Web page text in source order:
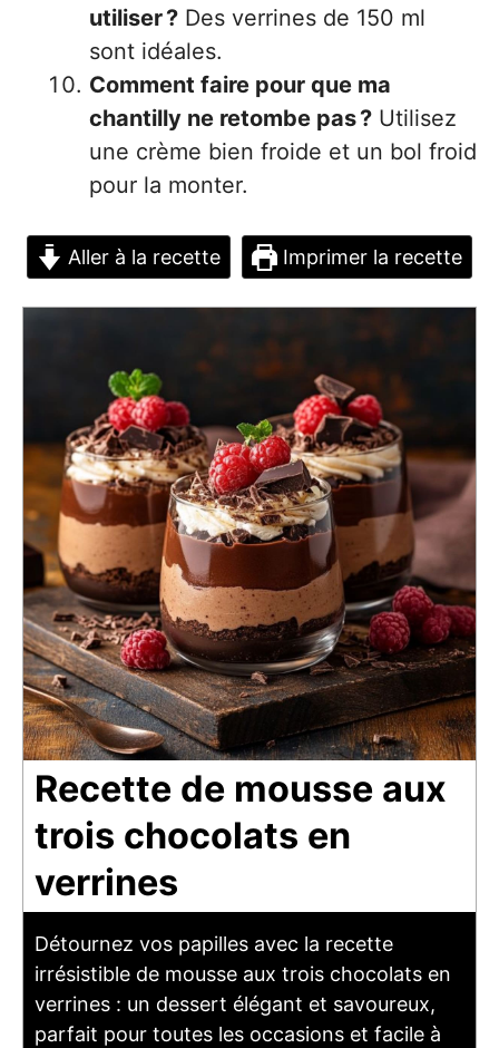
utiliser ? Des verrines de 150 ml
sont idéales.
Comment faire pour que ma
chantilly ne retombe pas ? Utilisez
une crème bien froide et un bol froid
pour la monter.
Aller à la recette Imprimer la recette
Recette de mousse aux
trois chocolats en
verrines
Détournez vos papilles avec la recette
irrésistible de mousse aux trois chocolats en
verrines : un dessert élégant et savoureux,
parfait pour toutes les occasions et facile à